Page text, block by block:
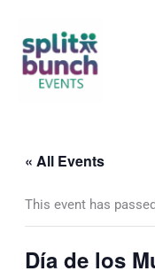
content
« All Events
This event has
Día de los